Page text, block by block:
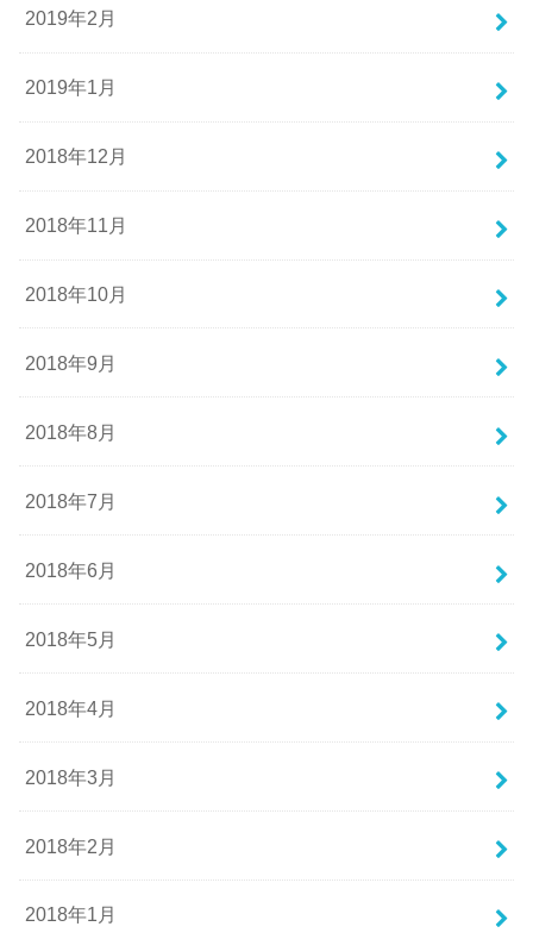
2019年2月
2019年1月
2018年12月
2018年11月
2018年10月
2018年9月
2018年8月
2018年7月
2018年6月
2018年5月
2018年4月
2018年3月
2018年2月
2018年1月